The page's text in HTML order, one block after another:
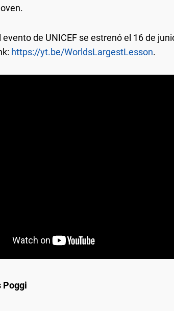
evento de UNICEF se estrenó el 16 de
https://yt.be/WorldsLargestLesson.
Poggi